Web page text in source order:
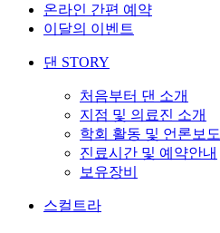
온라인 간편 예약
이달의 이벤트
댄 STORY
처음부터 댄 소개
지점 및 의료진 소개
학회 활동 및 언론보도
진료시간 및 예약안내
보유장비
스컬트라